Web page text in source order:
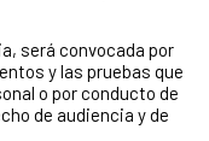
será convocada por
y las pruebas que
o por conducto de
de audiencia y de